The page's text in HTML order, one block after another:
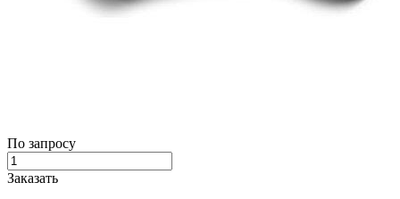
По запросу
Заказать